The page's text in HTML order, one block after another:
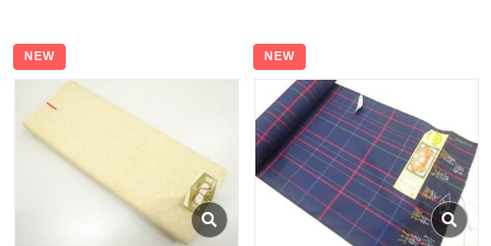
NEW NEW